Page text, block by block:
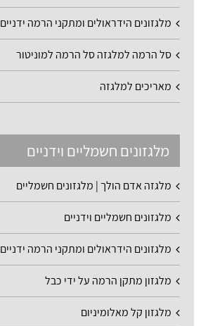
מלגזונים הידראולים ומתקני הרמה ידניים
סל הרמה למלגזה סל הרמה למוניטור
מאריכים למלגזה
מלגזונים חשמליים וידניים
מלגזה אדם הולך | מלגזונים חשמליים
מלגזונים חשמליים וידניים
מלגזונים הידראולים ומתקני הרמה ידניים
מלגזון מתקן הרמה על ידי כבל
מלגזון קל מאלומיניום